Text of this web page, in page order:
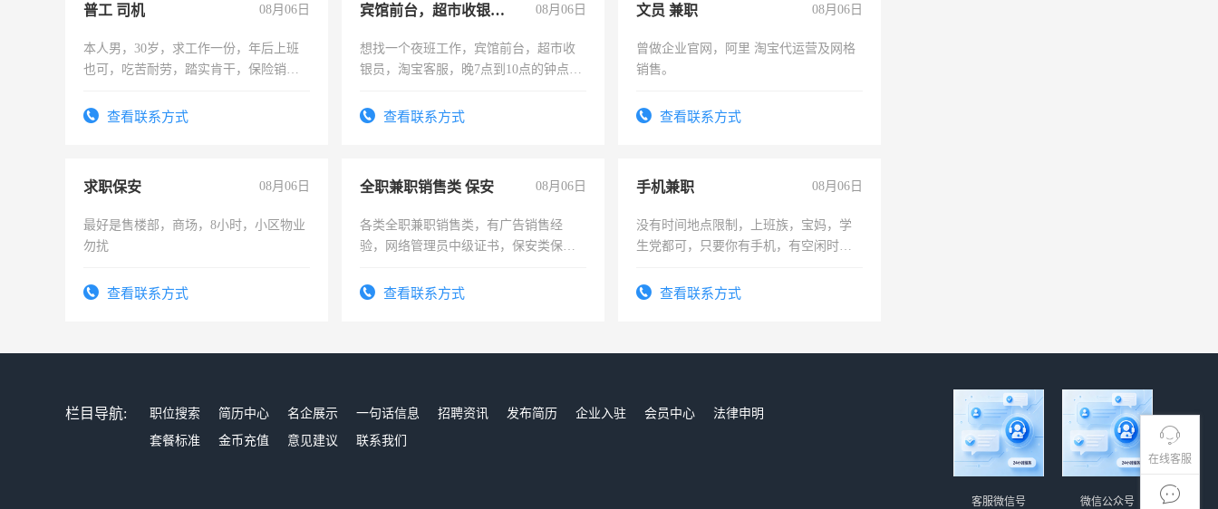
在线客服
普工 司机 08月06日
本人男，30岁，求工作一份，年后上班
也可，吃苦耐劳，踏实肯干，保险销售
查看联系方式
宾馆前台，超市收银员，淘宝客服 08月06日
想找一个夜班工作，宾馆前台，超市收
银员，淘宝客服，晚7点到10点的钟点
号同微信查看联系方式
文员 兼职 08月06日
曾做企业官网，阿里 淘宝代运营及网格
销售。
查看联系方式
求职保安 08月06日
最好是售楼部，商场，8小时，小区物业
勿扰
查看联系方式
全职兼职销售类 保安 08月06日
各类全职兼职销售类，有广告销售经
验，网络管理员中级证书，保安类保安
有高低压电工证和十几年工作经验
查看联系方式
手机兼职 08月06日
没有时间地点限制，上班族，宝妈，学
生党都可，只要你有手机，有空闲时
勤快的四五十，每天挣零花钱没问题！
查看联系方式
栏目导航: 职位搜索 简历中心 名企展示 一句话信息 招聘资讯 发布简历 企业入驻 会员中心
法律申明
套餐标准
金币充值 意见建议 联系我们
微信公众号
客服微信号